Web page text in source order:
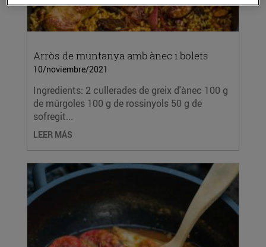
Arròs de muntanya amb ànec i bolets
10/noviembre/2021
Ingredients: 2 cullerades de greix d'ànec 100 g
de múrgoles 100 g de rossinyols 50 g de
sofregit...
LEER MÁS